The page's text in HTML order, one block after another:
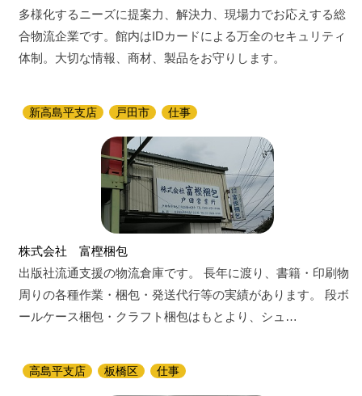
多様化するニーズに提案力、解決力、現場力でお応えする総
合物流企業です。館内はIDカードによる万全のセキュリティ
体制。大切な情報、商材、製品をお守りします。
新高島平支店 戸田市 仕事
株式会社 富樫梱包
出版社流通支援の物流倉庫です。 長年に渡り、書籍・印刷物
周りの各種作業・梱包・発送代行等の実績があります。 段ボ
ールケース梱包・クラフト梱包はもとより、シュ…
高島平支店 板橋区 仕事